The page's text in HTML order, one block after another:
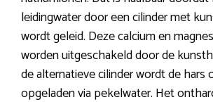
leidingwater door een cilinder met
wordt geleid. Deze calcium en
worden uitgeschakeld door de
de alternatieve cilinder wordt de hars
opgeladen via pekelwater. Het